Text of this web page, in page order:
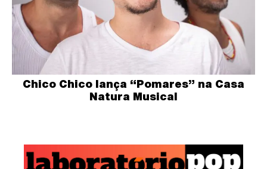
Chico Chico lança “Pomares” na Casa
Natura Musical